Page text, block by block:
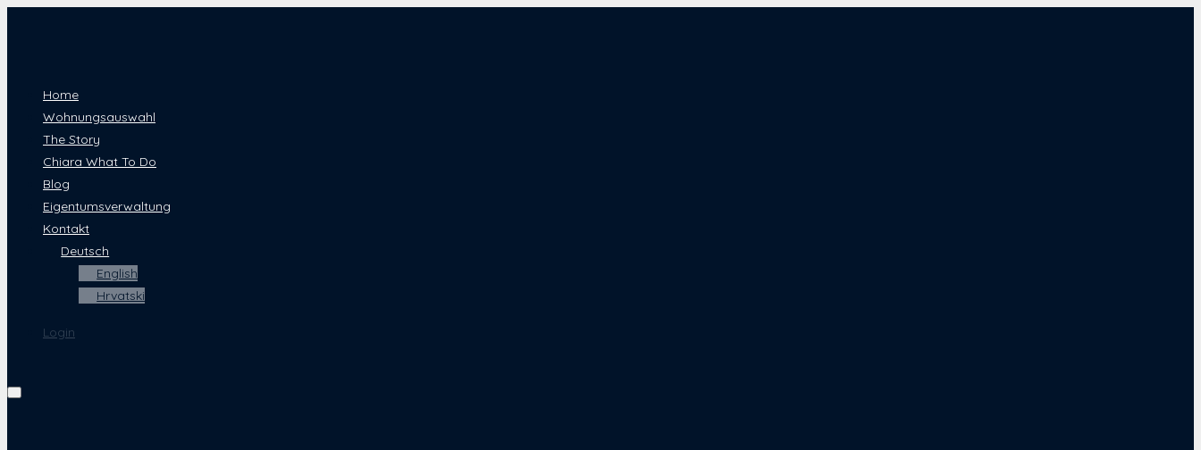
Home
Wohnungsauswahl
The Story
Chiara What To Do
Blog
Eigentumsverwaltung
Kontakt
Deutsch
English
Hrvatski
Login